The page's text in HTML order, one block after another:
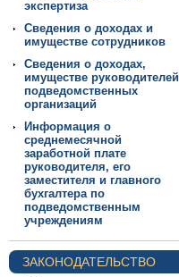
экспертиза
Сведения о доходах и
имуществе сотрудников
Сведения о доходах,
имуществе руководителей
подведомственных
организаций
Информация о
среднемесячной
заработной плате
руководителя, его
заместителя и главного
бухгалтера по
подведомственным
учреждениям
ЗАКОНОДАТЕЛЬСТВО